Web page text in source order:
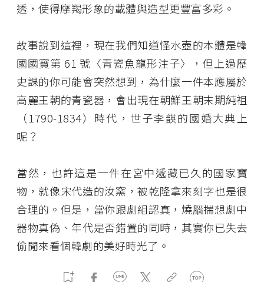
透，使得摩羯形象的載體與造型更豐富多彩。
故事說到這裡，現在我們知道怪水壺的本體是韓
國國寶第 61 號〈靑瓷魚龍形注子〉，但上過歷
史課的你可能會突然想到，為什麼一件本應屬於
高麗王朝的青瓷器，會出現在朝鮮王朝末期純祖
（1790-1834）時代，世子李韺的國婚大典上
呢？
當然，也許這是一件在宮中遞藏已久的國家寶
物，就像宋代造的汝窯，被乾隆拿來刻字也是很
合理的。但是，當你跟劇組認真，燒腦揣想劇中
器物真偽、年代是否錯置的同時，其實你已失去
偷閒來看個韓劇的美好時光了。